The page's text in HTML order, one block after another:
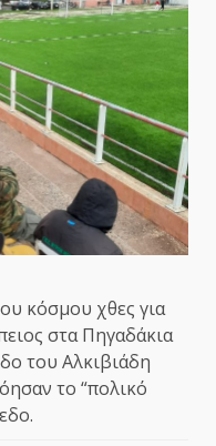
κόσμου χθες για
στα Πηγαδάκια
του Αλκιβιάδη
το “πολικό